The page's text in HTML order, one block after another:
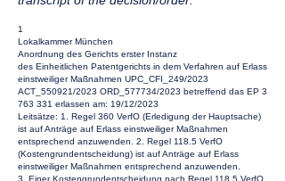
1
Lokalkammer München
Anordnung des Gerichts erster Instanz
des Einheitlichen Patentgerichts in dem Verfahren auf Erlass
einstweiliger Maßnahmen UPC_CFI_249/2023
ACT_550921/2023 ORD_577734/2023 betreffend das EP 3
763 331 erlassen am: 19/12/2023
Leitsätze: 1. Regel 360 VerfO (Erledigung der Hauptsache)
ist auf Anträge auf Erlass einstweiliger Maßnahmen
entsprechend anzuwenden. 2. Regel 118.5 VerfO
(Kostengrundentscheidung) ist auf Anträge auf Erlass
einstweiliger Maßnahmen entsprechend anzuwenden.
3. Einer Kostengrundentscheidung nach Regel 118.5 VerfO